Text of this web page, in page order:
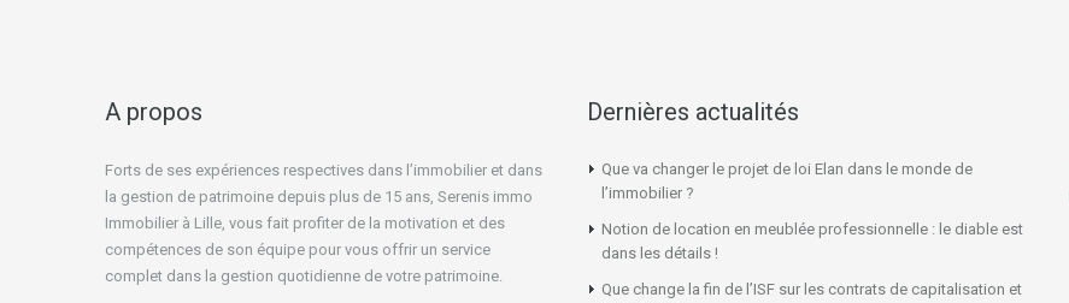
A propos
Forts de ses expériences respectives dans l’immobilier et dans
la gestion de patrimoine depuis plus de 15 ans, Serenis immo
Immobilier à Lille, vous fait profiter de la motivation et des
compétences de son équipe pour vous offrir un service
complet dans la gestion quotidienne de votre patrimoine.
Dernières actualités
Que va changer le projet de loi Elan dans le monde de
l’immobilier ?
Notion de location en meublée professionnelle : le diable est
dans les détails !
Que change la fin de l’ISF sur les contrats de capitalisation et